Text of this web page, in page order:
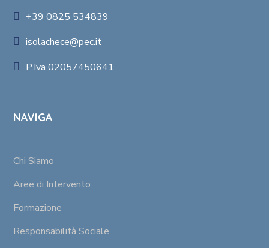
+39 0825 534839
isolachece@pec.it
P.Iva 02057450641
NAVIGA
Chi Siamo
Aree di Intervento
Formazione
Responsabilità Sociale